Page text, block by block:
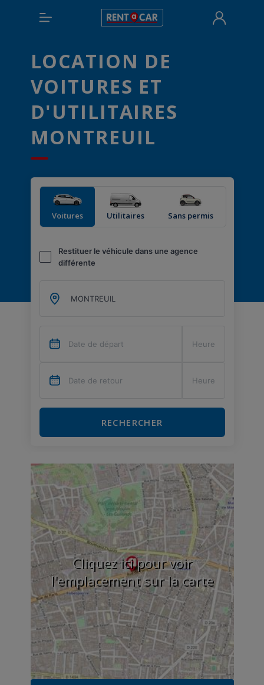
LOCATION DE
VOITURES ET
D'UTILITAIRES
MONTREUIL
Voitures Utilitaires Sans permis
Restituer le véhicule dans une agence
différente
RECHERCHER
Cliquez ici pour voir
l'emplacement sur la carte